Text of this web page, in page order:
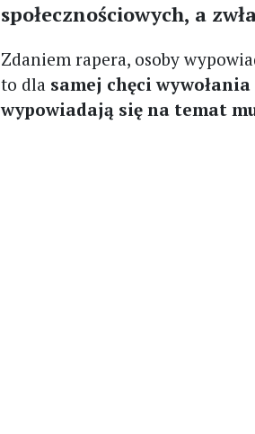
społecznościowych, a
Zdaniem rapera, osoby
to dla samej chęci
wypowiadają się na temat